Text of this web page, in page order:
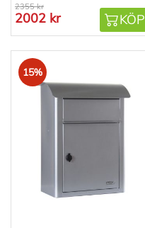
2355 kr
2002 kr KÖP
15%